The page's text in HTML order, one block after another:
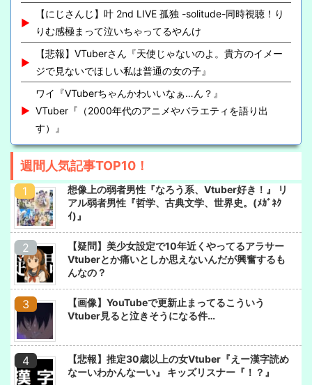
【にじさんじ】叶 2nd LIVE 孤独 -solitude-同時視聴！り
りむ感極まって泣いちゃってるやんけ
【悲報】VTuberさん『天使じゃないのよ。貴方のイメー
ジで見ないでほしい私は普通の女の子』
ワイ『VTuberちゃんかわいいなぁ…ん？』
VTuber『（2000年代のアニメやバラエティを語り出
す）』
週間人気記事TOP10！
想像上の弱者男性『なろう系、Vtuber好き！』 リ
アル弱者男性『哲学、古典文学、世界史。(ﾒｶﾞﾈｸ
ｲ)』
【疑問】美少女設定で10年近くやってるアラサー
Vtuberとか痛いとしか思えないんだが興奮するも
んなの？
【画像】YouTubeで更新止まってるこういう
Vtuber見ると泣きそうになる件…
【悲報】推定30歳以上の女Vtuber『えー漢字読め
なーいわかんなーい』 キッズリスナー『！？』